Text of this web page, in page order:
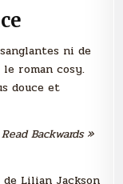
ni de
roman cosy.
douce et
Backwards »
de Lilian Jackson